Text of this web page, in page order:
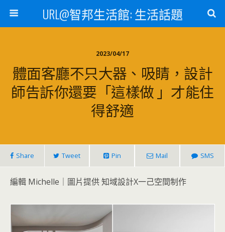
URL@智邦生活館: 生活話題
2023/04/17
體面客廳不只大器、吸睛，設計
師告訴你還要「這樣做 」才能住
得舒適
Share Tweet Pin Mail SMS
編輯 Michelle｜圖片提供 知域設計X一己空間制作